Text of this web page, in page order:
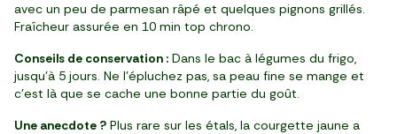
avec un peu de parmesan râpé et quelques pignons grillés.
Fraîcheur assurée en 10 min top chrono.
Conseils de conservation : Dans le bac à légumes du frigo,
jusqu’à 5 jours. Ne l’épluchez pas, sa peau fine se mange et
c’est là que se cache une bonne partie du goût.
Une anecdote ? Plus rare sur les étals, la courgette jaune a